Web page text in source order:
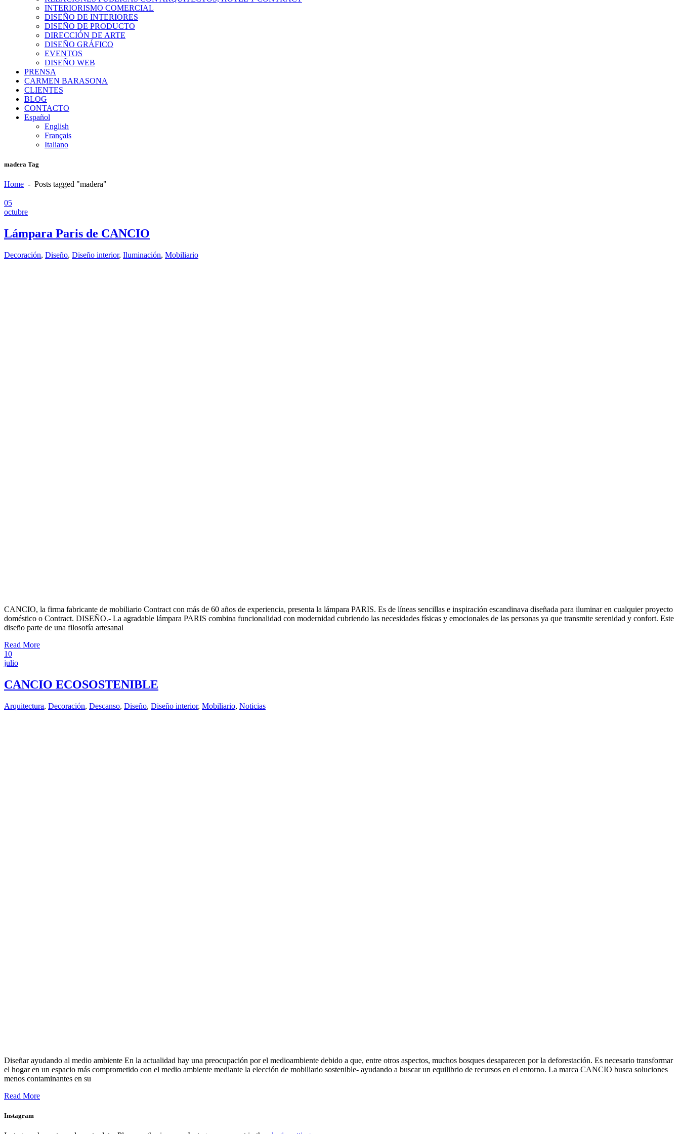
INTERIORISMO COMERCIAL
DISEÑO DE INTERIORES
DISEÑO DE PRODUCTO
DIRECCIÓN DE ARTE
DISEÑO GRÁFICO
EVENTOS
DISEÑO WEB
PRENSA
CARMEN BARASONA
CLIENTES
BLOG
CONTACTO
Español
English
Français
Italiano
madera Tag
Home - Posts tagged "madera"
05
octubre
Lámpara Paris de CANCIO
Decoración, Diseño, Diseño interior, Iluminación, Mobiliario
CANCIO, la firma fabricante de mobiliario Contract con más de 60 años de experiencia, presenta la lámpara PARIS. Es de líneas sencillas e inspiración escandinava diseñada para iluminar en cualquier proyecto
doméstico o Contract. DISEÑO.- La agradable lámpara PARIS combina funcionalidad con modernidad cubriendo las necesidades físicas y emocionales de las personas ya que transmite serenidad y confort. Este
diseño parte de una filosofía artesanal
Read More
10
julio
CANCIO ECOSOSTENIBLE
Arquitectura, Decoración, Descanso, Diseño, Diseño interior, Mobiliario, Noticias
Diseñar ayudando al medio ambiente En la actualidad hay una preocupación por el medioambiente debido a que, entre otros aspectos, muchos bosques desaparecen por la deforestación. Es necesario transformar
el hogar en un espacio más comprometido con el medio ambiente mediante la elección de mobiliario sostenible- ayudando a buscar un equilibrio de recursos en el entorno. La marca CANCIO busca soluciones
menos contaminantes en su
Read More
Instagram